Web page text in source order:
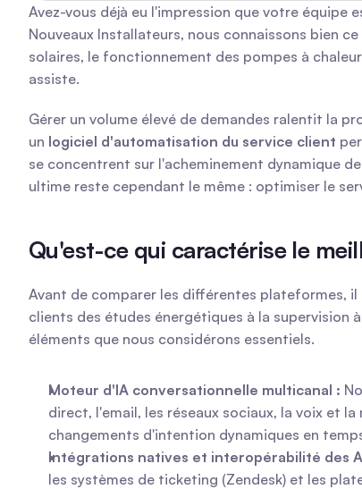
Avez-vous déjà eu l'impression que votre équipe
Nouveaux Installateurs, nous connaissons bien
solaires, le fonctionnement des pompes à
assiste.
Gérer un volume élevé de demandes ralentit la
un logiciel d'automatisation du service client
se concentrent sur l'acheminement dynamique
ultime reste cependant le même : optimiser le
Qu'est-ce qui caractérise le
Avant de comparer les différentes plateformes,
clients des études énergétiques à la
éléments que nous considérons essentiels.
Moteur d'IA conversationnelle multicanal :
direct, l'email, les réseaux sociaux, la voix et
changements d'intention dynamiques en
Intégrations natives et interopérabilité des
les systèmes de ticketing (Zendesk) et les